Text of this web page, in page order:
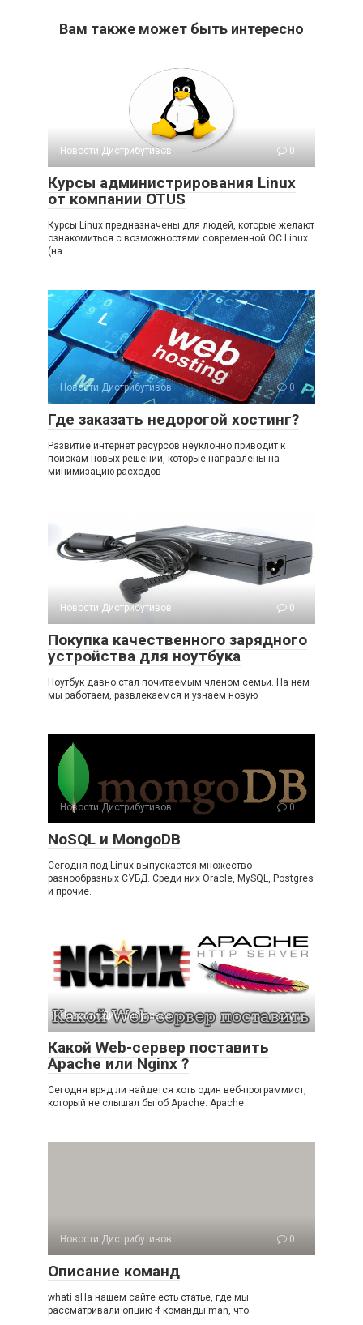
Вам также может быть интересно
Новости Дистрибутивов 0
Курсы администрирования Linux
от компании OTUS
Курсы Linux предназначены для людей, которые желают
ознакомиться с возможностями современной ОС Linux
(на
Новости Дистрибутивов 0
Где заказать недорогой хостинг?
Развитие интернет ресурсов неуклонно приводит к
поискам новых решений, которые направлены на
минимизацию расходов
Новости Дистрибутивов 0
Покупка качественного зарядного
устройства для ноутбука
Ноутбук давно стал почитаемым членом семьи. На нем
мы работаем, развлекаемся и узнаем новую
Новости Дистрибутивов 0
NoSQL и MongoDB
Сегодня под Linux выпускается множество
разнообразных СУБД. Среди них Oracle, MySQL, Postgres
и прочие.
Новости Дистрибутивов 0
Какой Web-сервер поставить
Apache или Nginx ?
Сегодня вряд ли найдется хоть один веб-программист,
который не слышал бы об Apache. Apache
Новости Дистрибутивов 0
Описание команд
whati sНа нашем сайте есть статье, где мы
рассматривали опцию -f команды man, что